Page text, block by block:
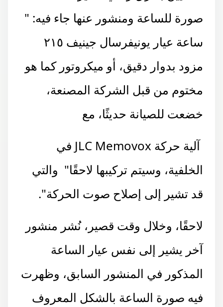
صورة للساعة ومنشور عنها جاء فيه: "
ساعة عيار يونيفرسال جينيف ٢١٥
مزود بدوار دقيق، أو ميكروتور كما هو
مختوم من قبل الشركة المصنعة،
خضعت للصيانة حديثًا، مع
آلية حركة JLC Memovox في
الخلفية، وسيتم تركيبها لاحقًا" والتي
قد تشير إلى إصلاح صوت الحركة".
لاحقًا، وخلال وقت قصير، نُشر منشور
آخر يشير إلى نفس عيار الساعة
المذكور في المنشور السابق، وظهرت
فيه صورة الساعة بالشكل المعروف